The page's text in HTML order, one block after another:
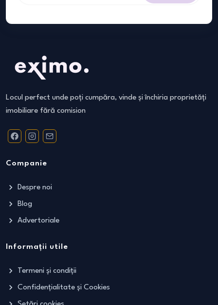
Locul perfect unde poți cumpăra, vinde și închiria proprietăți
imobiliare fără comision
Companie
Despre noi
Blog
Advertoriale
Informații utile
Termeni și condiții
Confidențialitate și Cookies